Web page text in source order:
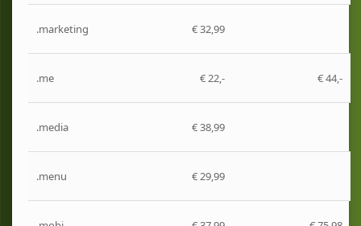
.marketing € 32,99
.me € 22,- € 44,-
.media € 38,99
.menu € 29,99